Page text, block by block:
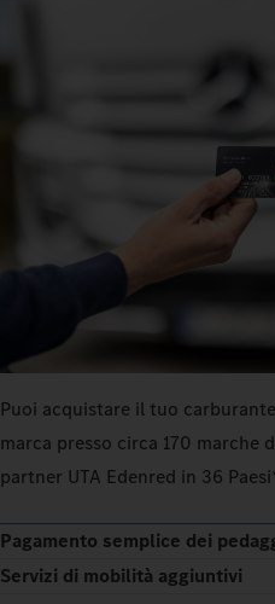
Puoi acquistare il tuo
marca presso circa 170 marche
partner UTA Edenred in 36
Pagamento semplice dei
Servizi di mobilità aggiuntivi